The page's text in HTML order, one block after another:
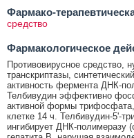
Фармако-
средство
Фармакологическое
Противовирусное средство,
транскриптазы,
активность фермента ДНК-
Телбивудин эффективно
активной формы
клетке 14 ч. Телбивудин-5'-
ингибирует ДНК-полимеразу